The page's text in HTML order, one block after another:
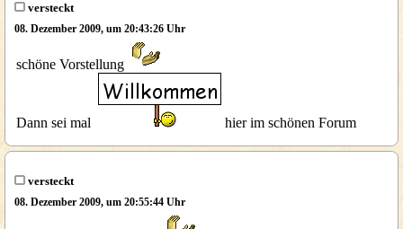
versteckt
08. Dezember 2009, um 20:43:26 Uhr
schöne Vorstellung
Dann sei mal hier im schönen Forum
versteckt
08. Dezember 2009, um 20:55:44 Uhr